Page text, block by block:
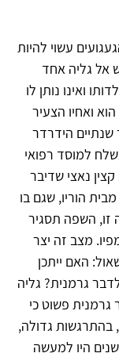
עשוי להיות
אל גליה אחד
ואינו נותן לו
ואחיו הצעיר
הידרדר
למוסד רפואי
נאצי שדיבר
הוריו, שגם בו
זו, השפה תסגיר
מצב זה יצר
האם ייתכן
גרמנית? גליה
גרמנית פשוט כי
בהתרגשות גדולה,
היו למעשה